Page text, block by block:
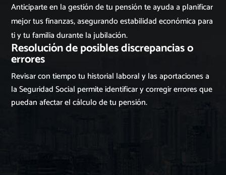
Anticiparte en la gestión de tu pensión te ayuda a planificar
mejor tus finanzas, asegurando estabilidad económica para
ti y tu familia durante la jubilación.
Resolución de posibles discrepancias o
errores
Revisar con tiempo tu historial laboral y las aportaciones a
la Seguridad Social permite identificar y corregir errores que
puedan afectar el cálculo de tu pensión.